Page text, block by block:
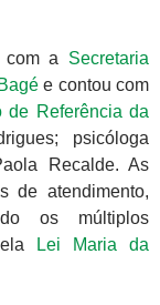
com a Secretaria
e contou com
de Referência da
psicóloga
Recalde. As
de atendimento,
os múltiplos
Lei Maria da